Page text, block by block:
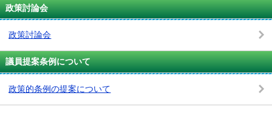
政策討論会
政策討論会
議員提案条例について
政策的条例の提案について